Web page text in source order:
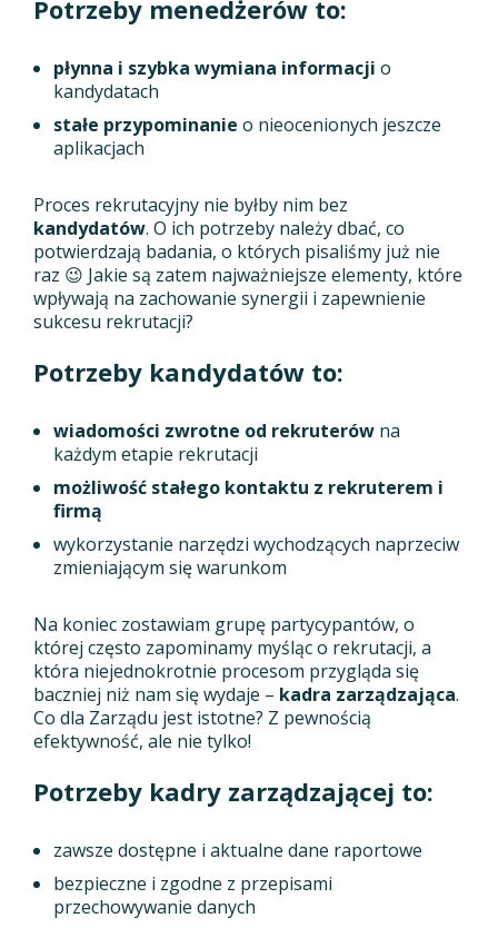
Potrzeby menedżerów to:
płynna i szybka wymiana informacji o
kandydatach
stałe przypominanie o nieocenionych jeszcze
aplikacjach
Proces rekrutacyjny nie byłby nim bez
kandydatów. O ich potrzeby należy dbać, co
potwierdzają badania, o których pisaliśmy już nie
raz 😉 Jakie są zatem najważniejsze elementy, które
wpływają na zachowanie synergii i zapewnienie
sukcesu rekrutacji?
Potrzeby kandydatów to:
wiadomości zwrotne od rekruterówna
każdym etapie rekrutacji
możliwość stałego kontaktu z rekruterem i
firmą
wykorzystanie narzędzi wychodzących naprzeciw
zmieniającym się warunkom
Na koniec zostawiam grupę partycypantów, o
której często zapominamy myśląc o rekrutacji, a
która niejednokrotnie procesom przygląda się
baczniej niż nam się wydaje – kadra zarządzająca.
Co dla Zarządu jest istotne? Z pewnością
efektywność, ale nie tylko!
Potrzeby kadry zarządzającej to:
zawsze dostępne i aktualne dane raportowe
bezpieczne i zgodne z przepisami
przechowywanie danych